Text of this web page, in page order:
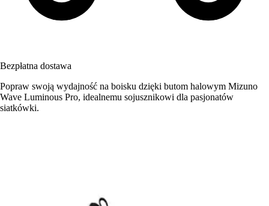
Bezpłatna dostawa
Popraw swoją wydajność na boisku dzięki butom halowym Mizuno
Wave Luminous Pro, idealnemu sojusznikowi dla pasjonatów
siatkówki.